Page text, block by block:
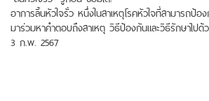
อาการลิ้นหัวใจรั่ว หนึ่งในสาเหตุโรคหัวใจที่สามารถป้อ
มาร่วมหาคำตอบถึงสาเหตุ วิธีป้องกันและวิธีรักษาไป
3 ก.พ. 2567